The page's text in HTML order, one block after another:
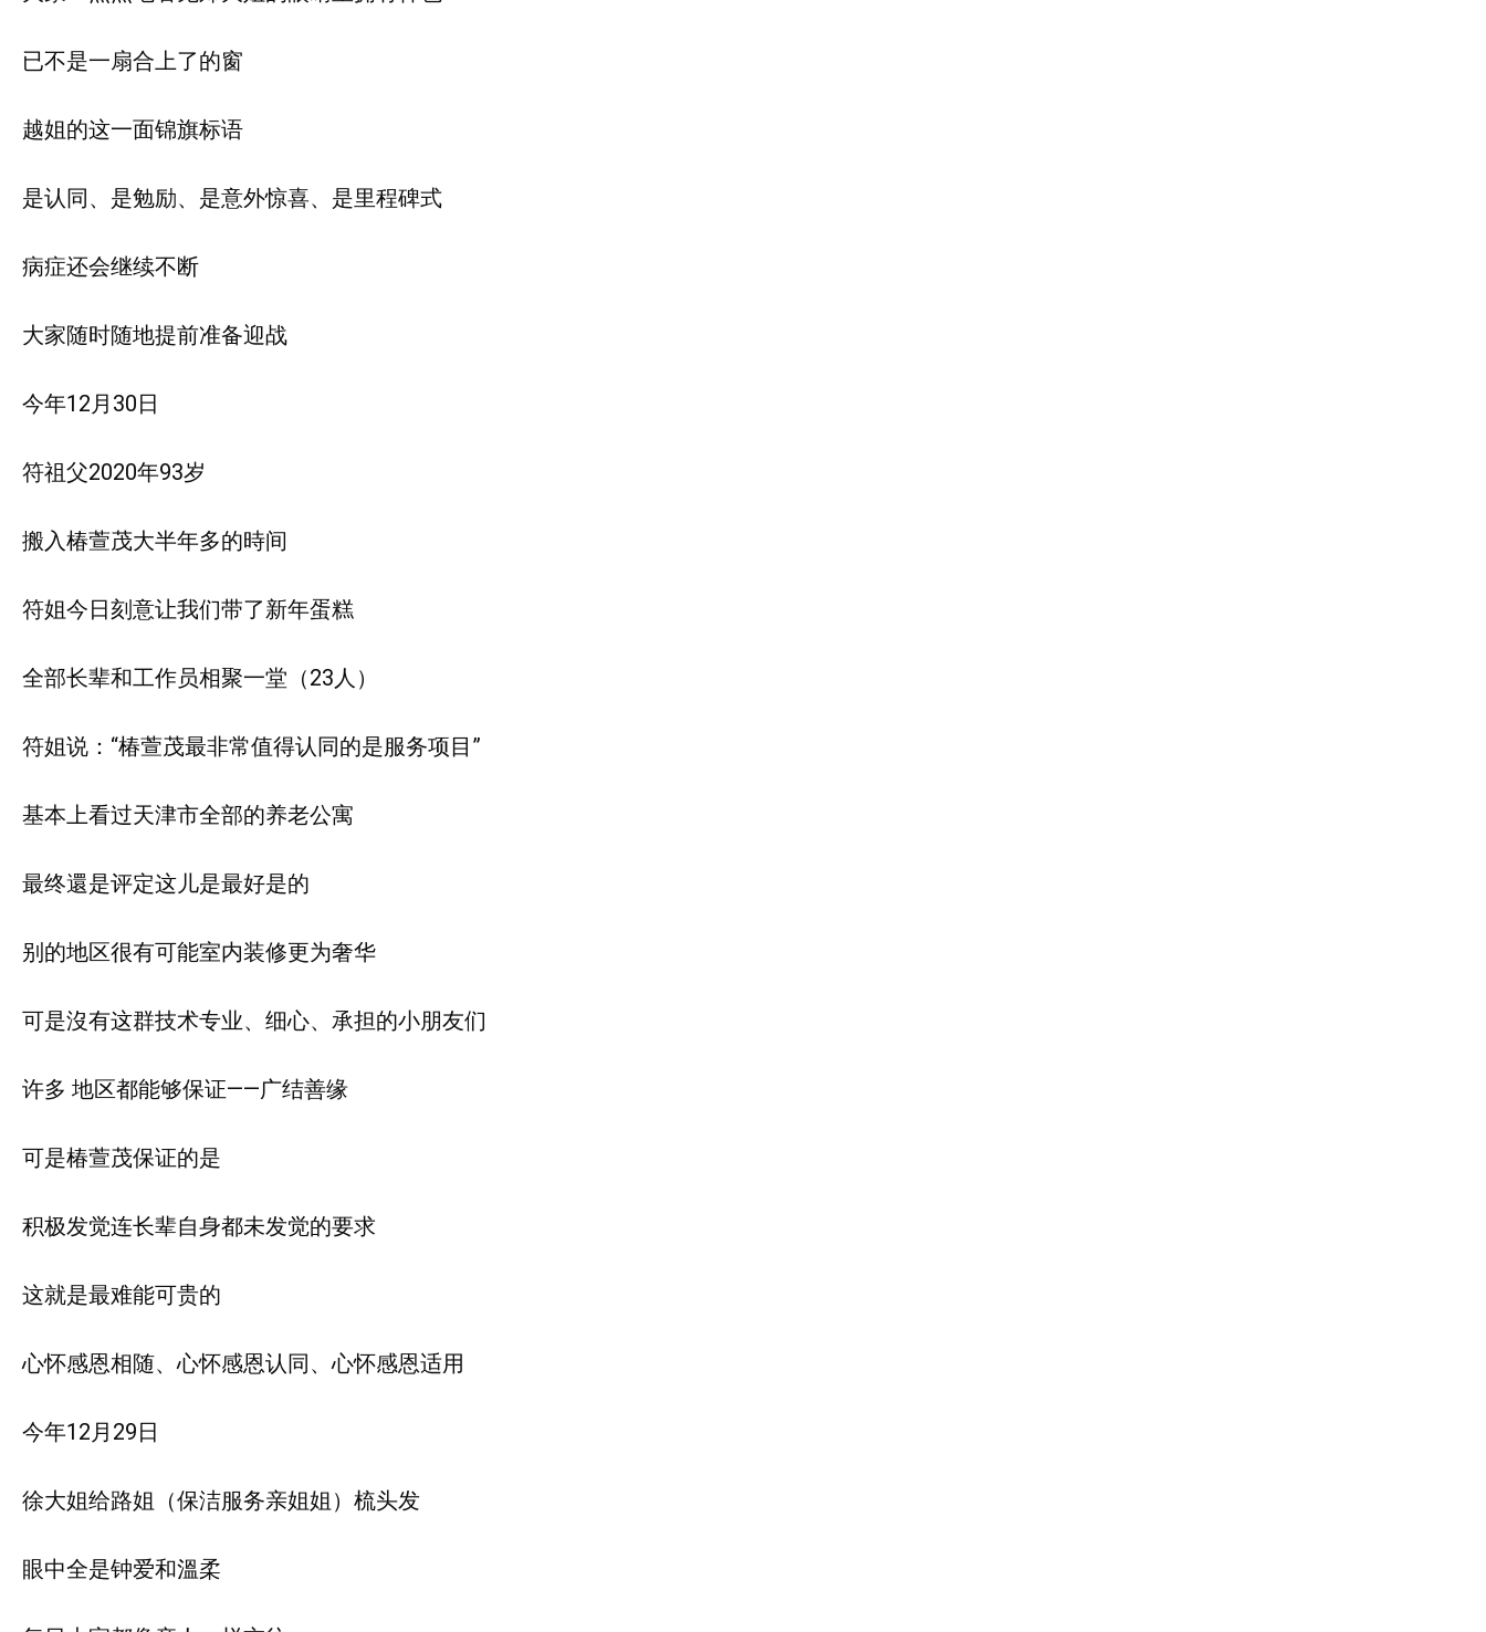
已不是一扇合上了的窗
越姐的这一面锦旗标语
是认同、是勉励、是意外惊喜、是里程碑式
病症还会继续不断
大家随时随地提前准备迎战
今年12月30日
符祖父2020年93岁
搬入椿萱茂大半年多的時间
符姐今日刻意让我们带了新年蛋糕
全部长辈和工作员相聚一堂（23人）
符姐说：“椿萱茂最非常值得认同的是服务项目”
基本上看过天津市全部的养老公寓
最终還是评定这儿是最好是的
别的地区很有可能室内装修更为奢华
可是沒有这群技术专业、细心、承担的小朋友们
许多 地区都能够保证——广结善缘
可是椿萱茂保证的是
积极发觉连长辈自身都未发觉的要求
这就是最难能可贵的
心怀感恩相随、心怀感恩认同、心怀感恩适用
今年12月29日
徐大姐给路姐（保洁服务亲姐姐）梳头发
眼中全是钟爱和溫柔